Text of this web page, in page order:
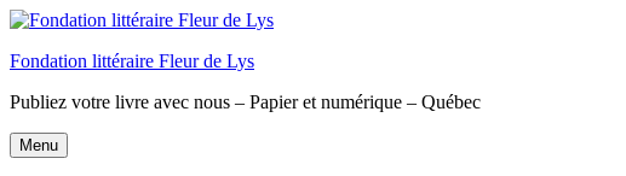
Aller
contenu
Fondation littéraire Fleur de Lys
Publiez votre livre avec nous – Papier et numérique – Québec
Menu